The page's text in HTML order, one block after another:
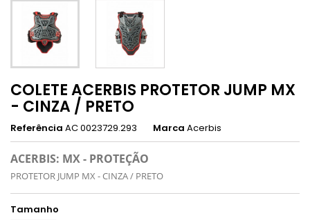
COLETE ACERBIS PROTETOR JUMP MX
- CINZA / PRETO
Referência AC 0023729.293 Marca Acerbis
ACERBIS: MX - PROTEÇÃO
PROTETOR JUMP MX - CINZA / PRETO
Tamanho